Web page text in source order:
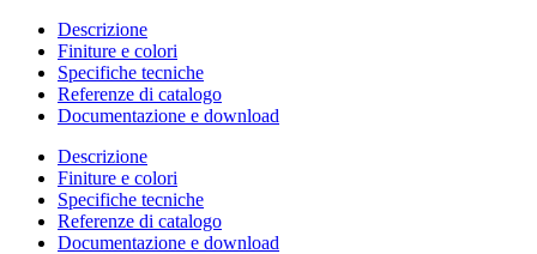
Descrizione
Finiture e colori
Specifiche tecniche
Referenze di catalogo
Documentazione e download
Descrizione
Finiture e colori
Specifiche tecniche
Referenze di catalogo
Documentazione e download